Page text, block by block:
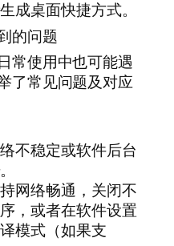
成桌面快捷方式。
的问题
常使用中也可能遇
了常见问题及对应
不稳定或软件后台
网络畅通，关闭不
，或者在软件设置
模式（如果支